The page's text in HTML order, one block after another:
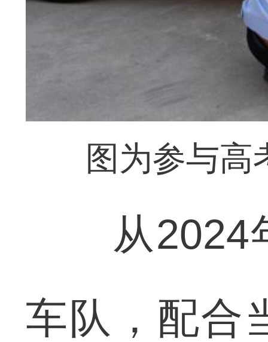
图为参与高
从2024年
车队，配合